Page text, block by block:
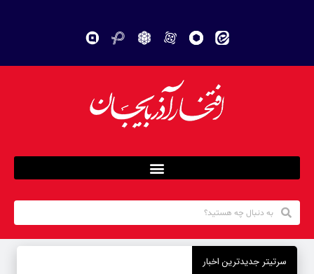
سرتیتر جدیدترین اخبار